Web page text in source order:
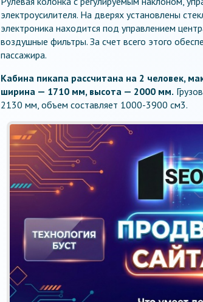
электроусилителя. На дверях установлены
электроника находится под управлением
воздушные фильтры. За счет всего этого
пассажира.
Кабина пикапа рассчитана на 2 человек,
ширина — 1710 мм, высота — 2000 мм.
2130 мм, объем составляет 1000-3900 см3.